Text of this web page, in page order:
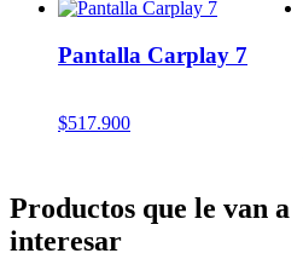
Pantalla Carplay 7
$517.900
Productos que le van a
interesar